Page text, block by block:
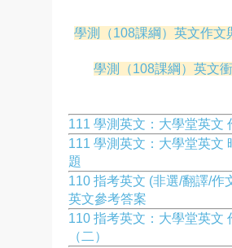
學測（108課綱）英文作文
學測（108課綱）英文
111 學測英文：大學堂英文
111 學測英文：大學堂英文
題
110 指考英文 (非選/翻譯/作
英文參考答案
110 指考英文：大學堂英文
（二）